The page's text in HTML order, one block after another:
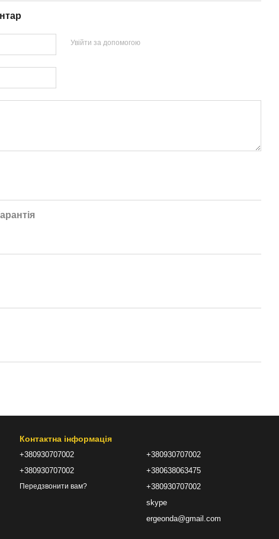
Увійти за допомогою
Контактна інформація
+380930707002
+380930707002
Передзвонити вам?
+380930707002
+380638063475
+380930707002
skype
ergeonda@gmail.com